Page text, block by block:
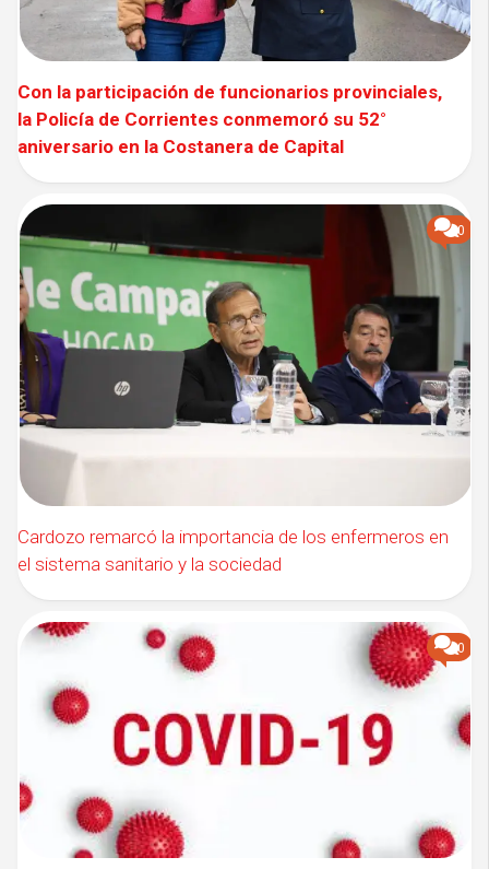
Con la participación de funcionarios provinciales,
la Policía de Corrientes conmemoró su 52°
aniversario en la Costanera de Capital
0
Cardozo remarcó la importancia de los enfermeros en
el sistema sanitario y la sociedad
0